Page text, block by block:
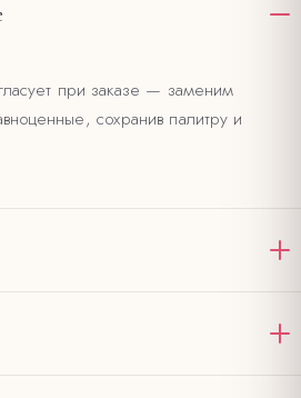
при заказе — заменим
сохранив палитру и
круглосуточно. Стандартная